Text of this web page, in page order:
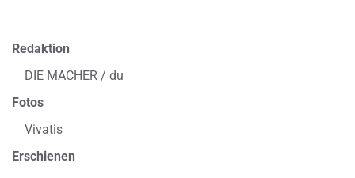
Redaktion
DIE MACHER / du
Fotos
Vivatis
Erschienen